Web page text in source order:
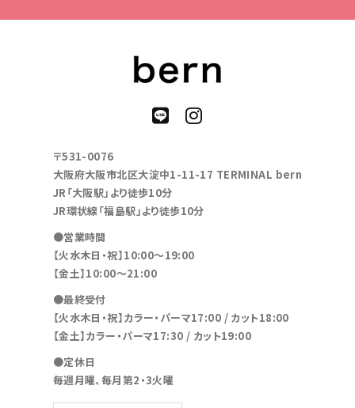
〒531-0076
大阪府大阪市北区大淀中1-11-17 TERMINAL bern
JR「大阪駅」より徒歩10分
JR環状線「福島駅」より徒歩10分
●営業時間
【火水木日・祝】10:00～19:00
【金土】10:00〜21:00
●最終受付
【火水木日・祝】カラー・パーマ17:00 / カット18:00
【金土】カラー・パーマ17:30 / カット19:00
●定休日
毎週月曜、毎月第2・3火曜